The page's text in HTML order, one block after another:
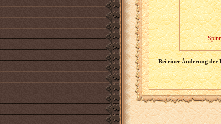
Bei einer Änderung der